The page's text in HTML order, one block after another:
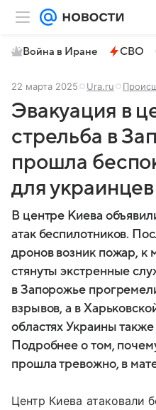
Война в Иране СВО
22 марта 2025 Ura.ru
Эвакуация в
стрельба в
прошла
для украинцев
В центре Киева
атак беспилотников.
дронов возник пожар, к
стянуты экстренные
в Запорожье
взрывов, а в
областях Украины
Подробнее о том,
прошла тревожно, в
Центр Киева атаковали